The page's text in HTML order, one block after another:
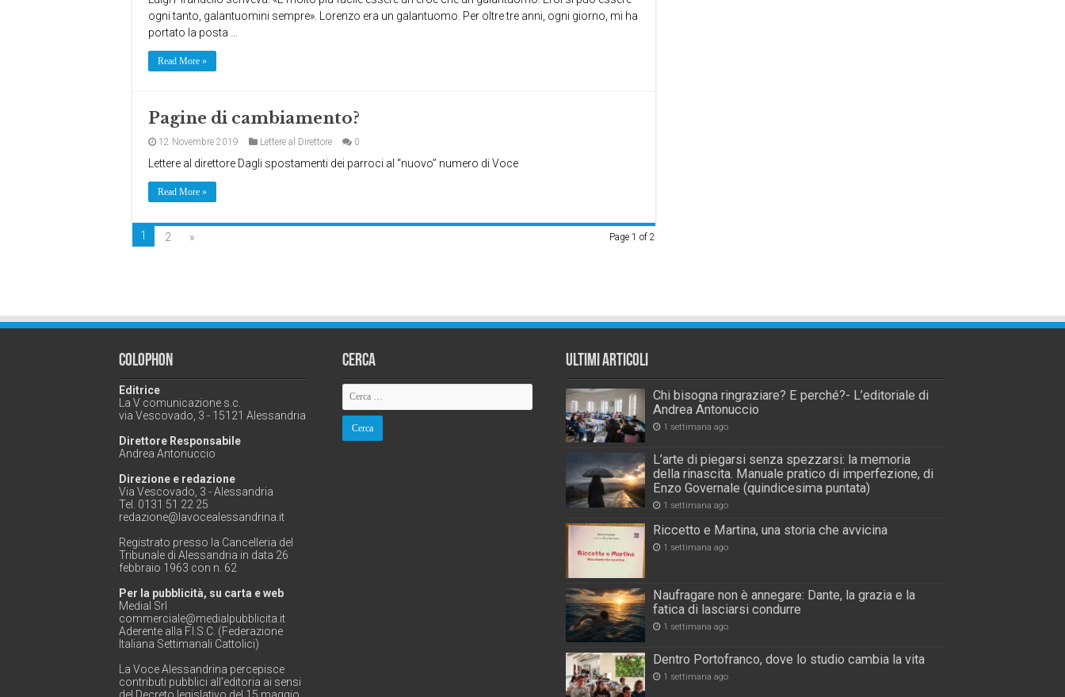
ogni tanto, galantuomini sempre». Lorenzo era un galantuomo. Per oltre tre anni, ogni giorno, mi ha
portato la posta …
Read More »
Pagine di cambiamento?
12 Novembre 2019 Lettere al Direttore 0
Lettere al direttore Dagli spostamenti dei parroci al “nuovo” numero di Voce
Read More »
Page 1 of 2
1 2 »
Colophon
Editrice
La V comunicazione s.c.
via Vescovado, 3 - 15121 Alessandria
Direttore Responsabile
Andrea Antonuccio
Direzione e redazione
Via Vescovado, 3 - Alessandria
Tel. 0131 51 22 25
redazione@lavocealessandrina.it
Registrato presso la Cancelleria del
Tribunale di Alessandria in data 26
febbraio 1963 con n. 62
Per la pubblicità, su carta e web
Medial Srl
commerciale@medialpubblicita.it
Aderente alla F.I.S.C. (Federazione
Italiana Settimanali Cattolici)
La Voce Alessandrina percepisce
contributi pubblici all'editoria ai sensi
Cerca Ultimi Articoli
Chi bisogna ringraziare? E perché?- L’editoriale di
Andrea Antonuccio
1 settimana ago
L’arte di piegarsi senza spezzarsi: la memoria
della rinascita. Manuale pratico di imperfezione, di
Enzo Governale (quindicesima puntata)
1 settimana ago
Riccetto e Martina, una storia che avvicina
1 settimana ago
Naufragare non è annegare: Dante, la grazia e la
fatica di lasciarsi condurre
1 settimana ago
Dentro Portofranco, dove lo studio cambia la vita
1 settimana ago